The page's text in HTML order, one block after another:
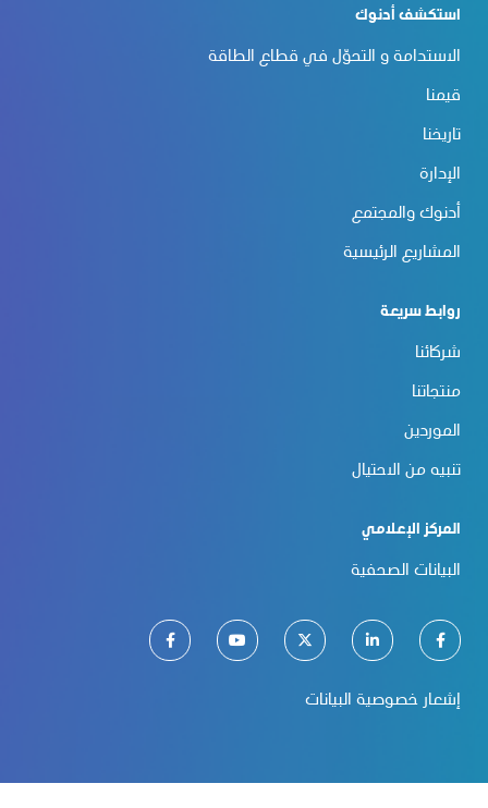
استكشف أدنوك
الاستدامة و التحوّل في قطاع الطاقة
قيمنا
تاريخنا
الإدارة
أدنوك والمجتمع
المشاريع الرئيسية
روابط سريعة
شركائنا
منتجاتنا
الموردين
تنبيه من الاحتيال
المركز الإعلامي
البيانات الصحفية
إشعار خصوصية البيانات